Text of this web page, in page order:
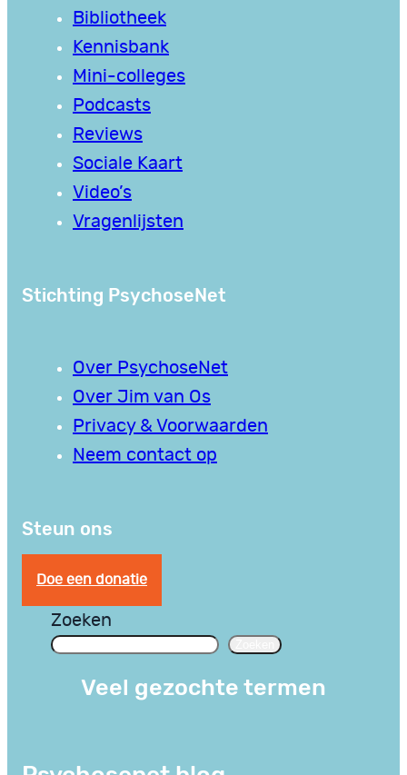
Bibliotheek
Kennisbank
Mini-colleges
Podcasts
Reviews
Sociale Kaart
Video’s
Vragenlijsten
Stichting PsychoseNet
Over PsychoseNet
Over Jim van Os
Privacy & Voorwaarden
Neem contact op
Steun ons
Doe een donatie
Zoeken
Veel gezochte termen